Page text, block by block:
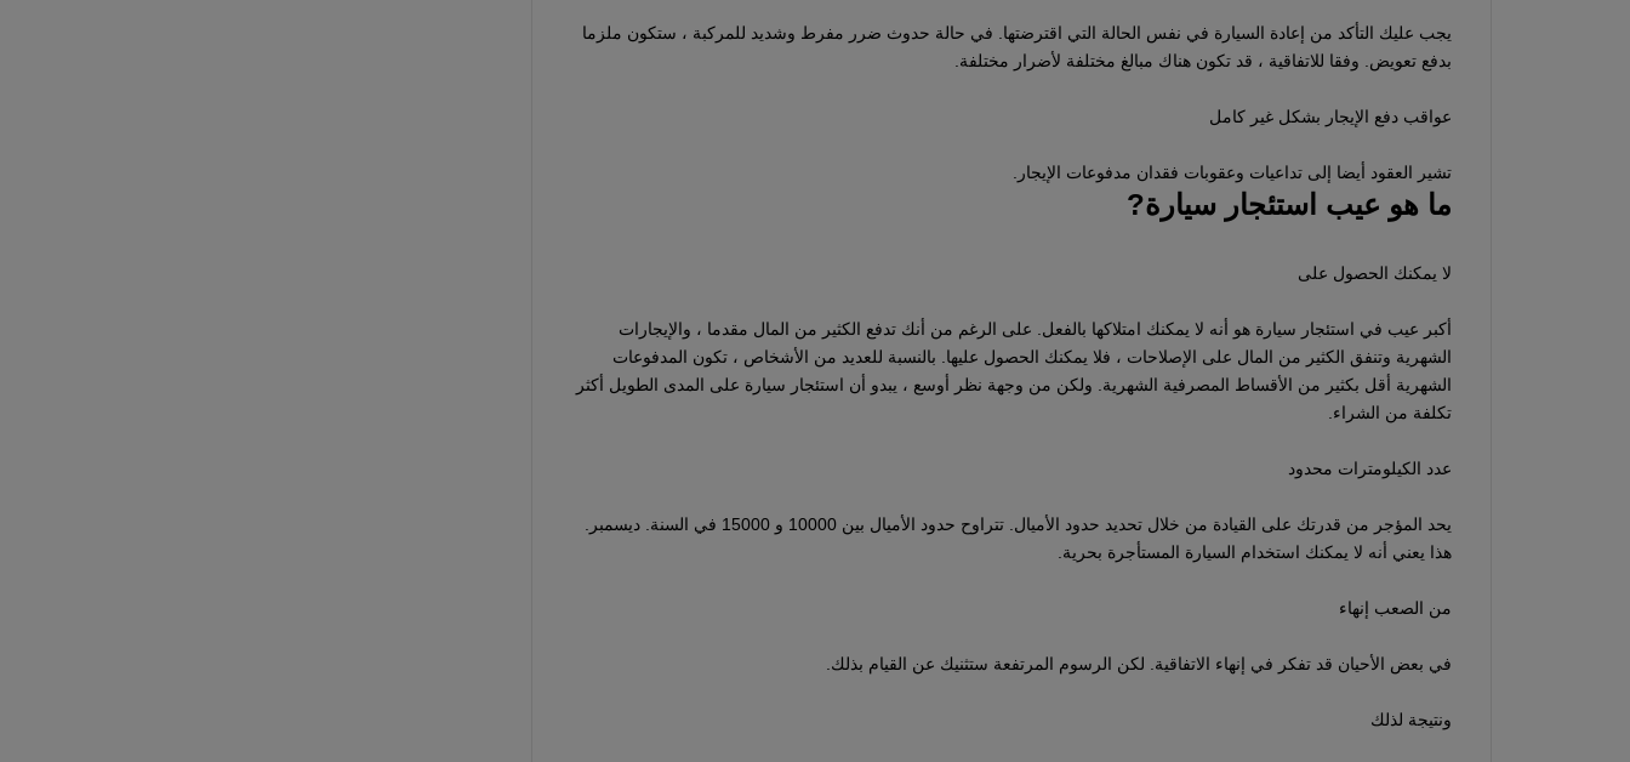
يجب عليك التأكد من إعادة السيارة في نفس الحالة التي اقترضتها. في حالة حدوث ضرر مفرط وشديد للمركبة ، ستكون ملزما
بدفع تعويض. وفقا للاتفاقية ، قد تكون هناك مبالغ مختلفة لأضرار مختلفة.
عواقب دفع الإيجار بشكل غير كامل
تشير العقود أيضا إلى تداعيات وعقوبات فقدان مدفوعات الإيجار.
ما هو عيب استئجار سيارة?
لا يمكنك الحصول على
أكبر عيب في استئجار سيارة هو أنه لا يمكنك امتلاكها بالفعل. على الرغم من أنك تدفع الكثير من المال مقدما ، والإيجارات
الشهرية وتنفق الكثير من المال على الإصلاحات ، فلا يمكنك الحصول عليها. بالنسبة للعديد من الأشخاص ، تكون المدفوعات
الشهرية أقل بكثير من الأقساط المصرفية الشهرية. ولكن من وجهة نظر أوسع ، يبدو أن استئجار سيارة على المدى الطويل أكثر
تكلفة من الشراء.
عدد الكيلومترات محدود
يحد المؤجر من قدرتك على القيادة من خلال تحديد حدود الأميال. تتراوح حدود الأميال بين 10000 و 15000 في السنة. ديسمبر.
هذا يعني أنه لا يمكنك استخدام السيارة المستأجرة بحرية.
من الصعب إنهاء
في بعض الأحيان قد تفكر في إنهاء الاتفاقية. لكن الرسوم المرتفعة ستثنيك عن القيام بذلك.
ونتيجة لذلك